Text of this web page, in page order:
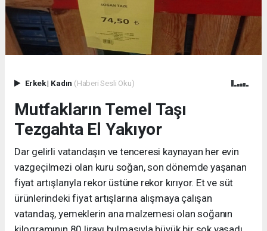
Erkek| Kadın (Haberi Sesli Oku)
Mutfakların Temel Taşı
Tezgahta El Yakıyor
Dar gelirli vatandaşın ve tenceresi kaynayan her evin
vazgeçilmezi olan kuru soğan, son dönemde yaşanan
fiyat artışlarıyla rekor üstüne rekor kırıyor. Et ve süt
ürünlerindeki fiyat artışlarına alışmaya çalışan
vatandaş, yemeklerin ana malzemesi olan soğanın